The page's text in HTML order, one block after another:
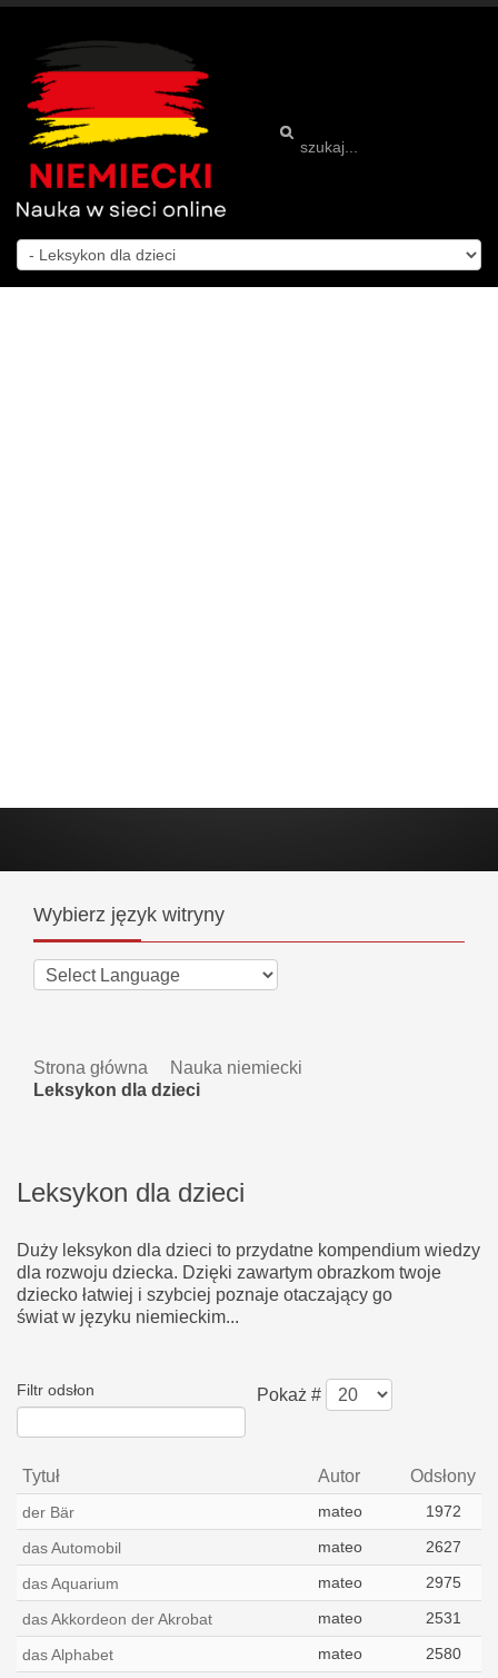
Wybierz język witryny
Strona główna
Nauka niemiecki
Leksykon dla dzieci
Leksykon dla dzieci
Duży leksykon dla dzieci to przydatne kompendium wiedzy
dla rozwoju dziecka. Dzięki zawartym obrazkom twoje
dziecko łatwiej i szybciej poznaje otaczający go
świat w języku niemieckim...
Filtr odsłon Pokaż #
Tytuł Autor Odsłony
der Bär mateo 1972
das Automobil mateo 2627
das Aquarium mateo 2975
das Akkordeon der Akrobat mateo 2531
das Alphabet mateo 2580